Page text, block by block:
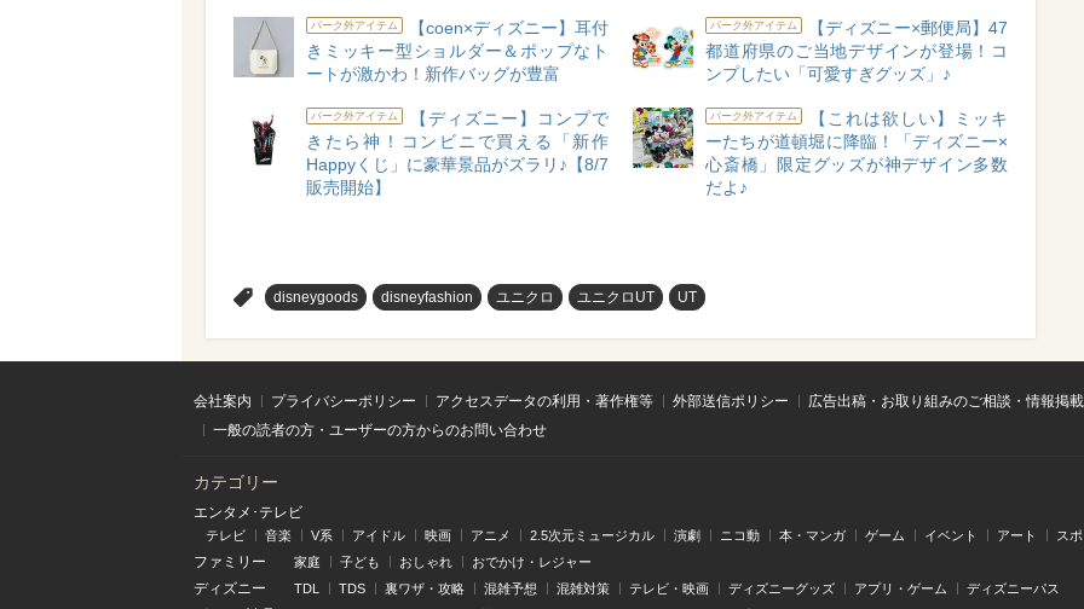
パーク外アイテム
【coen×ディズニー】耳付
きミッキー型ショルダー＆ポップなト
ートが激かわ！新作バッグが豊富
パーク外アイテム
【ディズニー×郵便局】47
都道府県のご当地デザインが登場！コ
ンプしたい「可愛すぎグッズ」♪
パーク外アイテム
【ディズニー】コンプで
きたら神！コンビニで買える「新作
Happyくじ」に豪華景品がズラリ♪【8/7
販売開始】
パーク外アイテム
【これは欲しい】ミッキ
ーたちが道頓堀に降臨！「ディズニー×
心斎橋」限定グッズが神デザイン多数
だよ♪
disneygoods disneyfashion ユニクロ ユニクロUT UT
会社案内 プライバシーポリシー アクセスデータの利用・著作権等 外部送信ポリシー
広告出稿・お取り組みのご相談・情報掲
一般の読者の方・ユーザーの方からのお問い合わせ
カテゴリー
エンタメ･テレビ
テレビ 音楽 V系 アイドル 映画 アニメ 2.5次元ミュージカル 演劇 ニコ動 本・マンガ ゲーム イベント アート ス
ファミリー 家庭 子ども おしゃれ おでかけ・レジャー
ディズニー TDL TDS 裏ワザ・攻略 混雑予想 混雑対策 テレビ・映画 ディズニーグッズ アプリ・ゲーム ディズニーパス